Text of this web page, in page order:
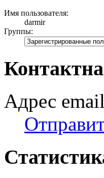
Имя пользователя:
darmir
Группы:
Адрес